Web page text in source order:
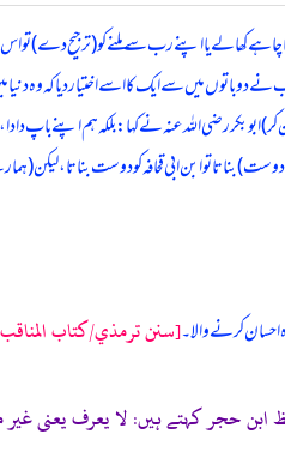
کھا لے یا اپنے رب سے ملنے کو (ترجیح دے) تو
دو باتوں میں سے ایک کا اسے اختیار دیا کہ وہ
ابوبکر رضی الله عنہ نے کہا: بلکہ ہم اپنے باپ
دوست) بناتا تو ابن ابی قحافہ کو دوست بناتا،
کرنے والا۔[سنن ترمذي/كتاب
کے بارے میں حافظ ابن حجر کہتے ہیں: لا